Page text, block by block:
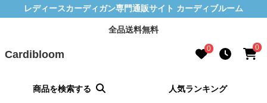
レディースカーディガン専門通販サイト カーディブルーム
全品送料無料
Cardibloom 0 0
商品を検索する 人気ランキング